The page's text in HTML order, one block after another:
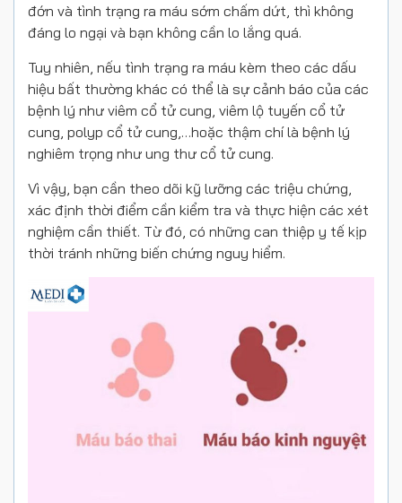
đớn và tình trạng ra máu sớm chấm dứt, thì không
đáng lo ngại và bạn không cần lo lắng quá.
Tuy nhiên, nếu tình trạng ra máu kèm theo các dấu
hiệu bất thường khác có thể là sự cảnh báo của các
bệnh lý như viêm cổ tử cung, viêm lộ tuyến cổ tử
cung, polyp cổ tử cung,…hoặc thậm chí là bệnh lý
nghiêm trọng như ung thư cổ tử cung.
Vì vậy, bạn cần theo dõi kỹ lưỡng các triệu chứng,
xác định thời điểm cần kiểm tra và thực hiện các xét
nghiệm cần thiết. Từ đó, có những can thiệp y tế kịp
thời tránh những biến chứng nguy hiểm.